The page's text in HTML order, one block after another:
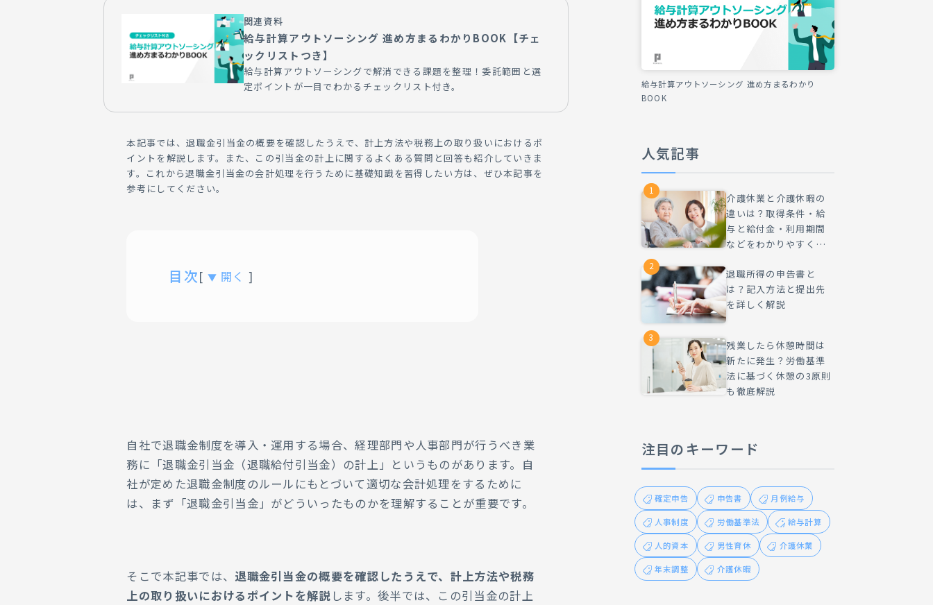
関連資料
給与計算アウトソーシング 進め方まるわかりBOOK【チェ
ックリストつき】
給与計算アウトソーシングで解消できる課題を整理！委託範囲と選
定ポイントが一目でわかるチェックリスト付き。
本記事では、退職金引当金の概要を確認したうえで、計上方法や税務上の取り扱いにおけるポ
イントを解説します。また、この引当金の計上に関するよくある質問と回答も紹介していきま
す。これから退職金引当金の会計処理を行うために基礎知識を習得したい方は、ぜひ本記事を
参考にしてください。
目次[ ▼ 開く ]
05.退職金引当金に関するよくある質問
06.人事労務のアウトソーシングならラクラスへ
自社で退職金制度を導入・運用する場合、経理部門や人事部門が行うべき業
務に「退職金引当金（退職給付引当金）の計上」というものがあります。自
社が定めた退職金制度のルールにもとづいて適切な会計処理をするために
は、まず「退職金引当金」がどういったものかを理解することが重要です。
そこで本記事では、 退職金引当金の概要を確認したうえで、計上方法や税務
上の取り扱いにおけるポイントを解説 します。後半では、この引当金の計上
給与計算アウトソーシング 進め方まるわかり
BOOK
人気記事
1
介護休業と介護休暇の
違いは？取得条件・給
与と給付金・利用期間
などをわかりやすく解
2
退職所得の申告書と
は？記入方法と提出先
を詳しく解説
3
残業したら休憩時間は
新たに発生？労働基準
法に基づく休憩の3原則
も徹底解説
注目のキーワード
確定申告 申告書 月例給与
人事制度 労働基準法 給与計算
人的資本 男性育休 介護休業
年末調整 介護休暇